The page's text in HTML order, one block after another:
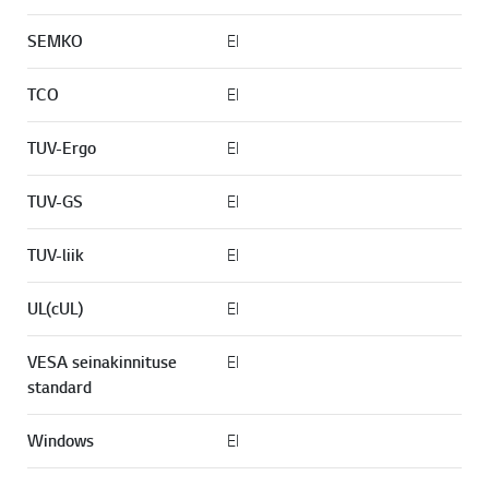
SEMKO EI
TCO EI
TUV-Ergo EI
TUV-GS EI
TUV-liik EI
UL(cUL) EI
VESA seinakinnituse
standard
EI
Windows EI